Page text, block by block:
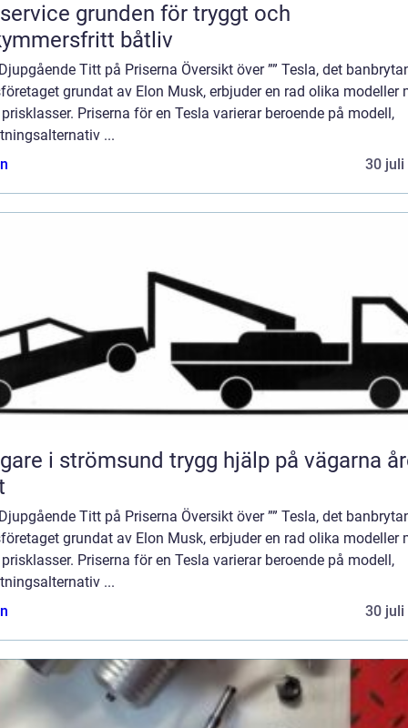
för tryggt och
båtliv
Titt på Priserna Översikt över ”” Tesla, det
grundat av Elon Musk, erbjuder en rad olika modeller
Priserna för en Tesla varierar beroende på modell,
...
30 juli
strömsund trygg hjälp på vägarna året
Titt på Priserna Översikt över ”” Tesla, det
grundat av Elon Musk, erbjuder en rad olika modeller
Priserna för en Tesla varierar beroende på modell,
...
30 juli